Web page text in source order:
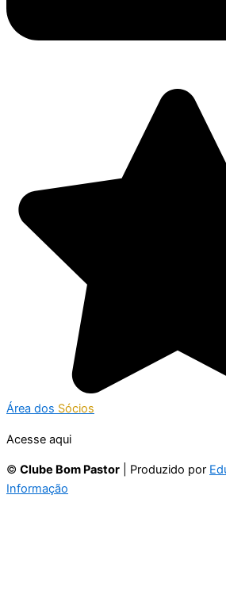
Área dos Sócios
Acesse aqui
© Clube Bom Pastor | Produzido por
Informação